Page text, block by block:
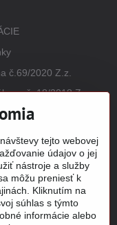
č.69/2020 Z.z.
č. 18/2018 Z.z.
tejto webovej
údajov o jej
nástroje a služby
môžu preniesť k
Kliknutím na
súhlas s týmto
informácie alebo